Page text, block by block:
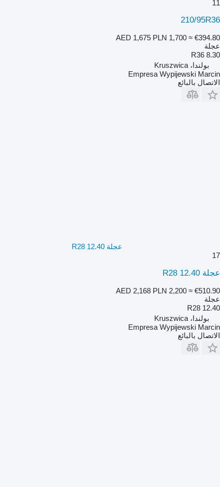
11
210/95R36
AED 1,675 PLN 1,700 ≈ €394.80
عجلة
8.30 R36
بولندا، Kruszwica
Empresa Wypijewski Marcin
الاتصال بالبائع
عجلة 12.40 R28
17
عجلة 12.40 R28
AED 2,168 PLN 2,200 ≈ €510.90
عجلة
12.40 R28
بولندا، Kruszwica
Empresa Wypijewski Marcin
الاتصال بالبائع